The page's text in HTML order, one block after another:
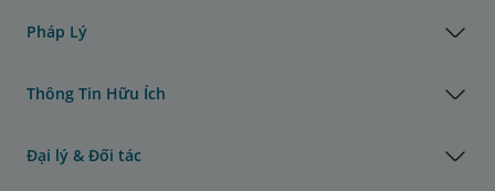
Pháp Lý
Thông Tin Hữu Ích
Đại lý & Đối tác